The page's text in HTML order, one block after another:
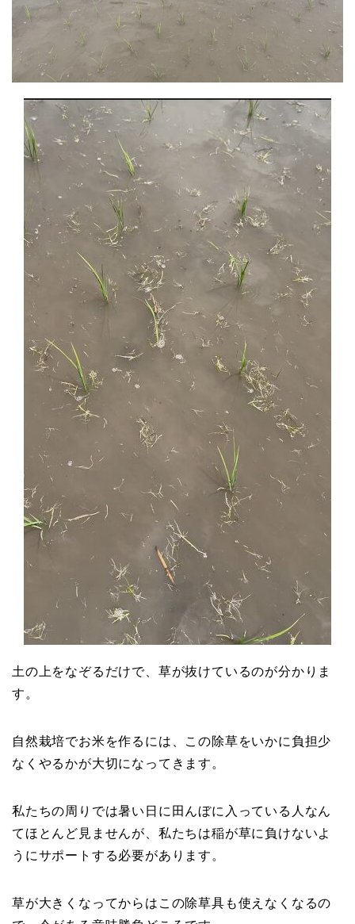
土の上をなぞるだけで、草が抜けているのが分かりま
す。
自然栽培でお米を作るには、この除草をいかに負担少
なくやるかが大切になってきます。
私たちの周りでは暑い日に田んぼに入っている人なん
てほとんど見ませんが、私たちは稲が草に負けないよ
うにサポートする必要があります。
草が大きくなってからはこの除草具も使えなくなるの